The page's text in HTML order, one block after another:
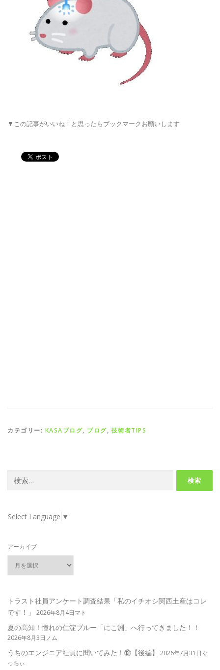
▼この記事がいいね！と思ったらブックマークお願いします
カテゴリー: KASAブログ, ブログ, 技術者TIPS
索:
Select Language ▼
アーカイブ
トラスト社員アンケート調査結果「私のイチオシ関西土産はコレ
です！」
2026年8月4日マト
夏の高知！憧れの仁淀ブルー「にこ淵」へ行ってきました！！
2026年8月3日ノム
うちのエンジニア社員に聞いてみた！⑫【後編】
2026年7月31日ぐ
っちぃ